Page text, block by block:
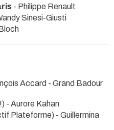
- Philippe Renault
Sinesi-Giusti
Accard - Grand Badour
- Aurore Kahan
Plateforme) - Guillermina